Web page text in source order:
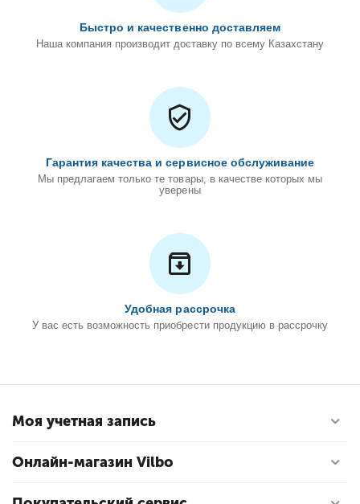
Быстро и качественно доставляем
Наша компания производит доставку по всему Казахстану
Гарантия качества и сервисное обслуживание
Мы предлагаем только те товары, в качестве которых мы
уверены
Удобная рассрочка
У вас есть возможность приобрести продукцию в рассрочку
Моя учетная запись
Онлайн-магазин Vilbo